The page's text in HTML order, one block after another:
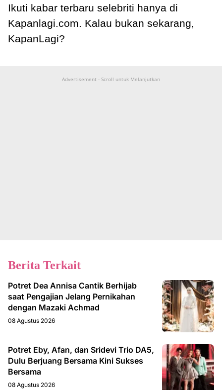
Ikuti kabar terbaru selebriti hanya di
Kapanlagi.com. Kalau bukan sekarang,
KapanLagi?
Advertisement - Scroll untuk Melanjutkan
Berita Terkait
Potret Dea Annisa Cantik Berhijab
saat Pengajian Jelang Pernikahan
dengan Mazaki Achmad
08 Agustus 2026
Potret Eby, Afan, dan Sridevi Trio DA5,
Dulu Berjuang Bersama Kini Sukses
Bersama
08 Agustus 2026